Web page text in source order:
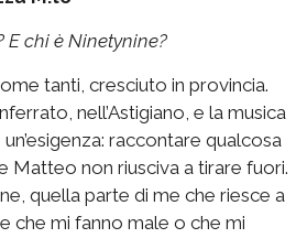
E chi è Ninetynine?
tanti, cresciuto in provincia.
nell’Astigiano, e la musica
raccontare qualcosa
Matteo non riusciva a tirare fuori.
quella parte di me che riesce a
che mi fanno male o che mi